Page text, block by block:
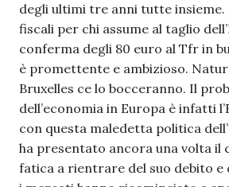
degli ultimi tre anni tutte insieme.
fiscali per chi assume al taglio
conferma degli 80 euro al Tfr in
è promettente e ambizioso.
Bruxelles ce lo bocceranno. Il
dell’economia in Europa è infatti
con questa maledetta politica
ha presentato ancora una volta il
fatica a rientrare del suo debito e